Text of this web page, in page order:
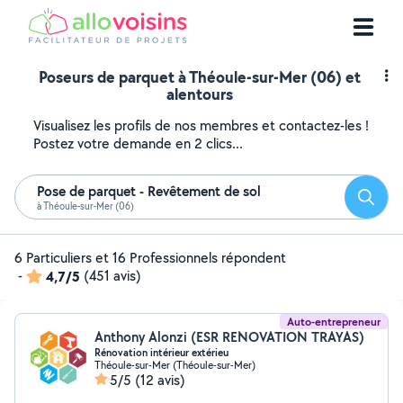
Poseurs de parquet à Théoule-sur-Mer (06) et
alentours
Visualisez les profils de nos membres et contactez-les !
Postez votre demande en 2 clics...
Pose de parquet - Revêtement de sol
à Théoule-sur-Mer (06)
6 Particuliers et 16 Professionnels répondent
-
4,7/5 (451 avis)
Auto-entrepreneur
Anthony Alonzi (ESR RENOVATION TRAYAS)
Rénovation intérieur extérieu
Théoule-sur-Mer (Théoule-sur-Mer)
5/5 (12 avis)